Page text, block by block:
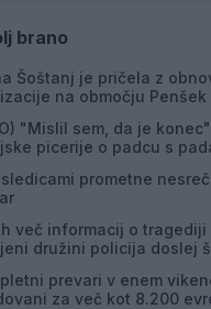
brano
Šoštanj je pričela z
na območju Penšek
"Mislil sem, da je
picerije o padcu s
prometne
več informacij o tragediji
družini policija doslej
prevari v enem
za več kot 8.200